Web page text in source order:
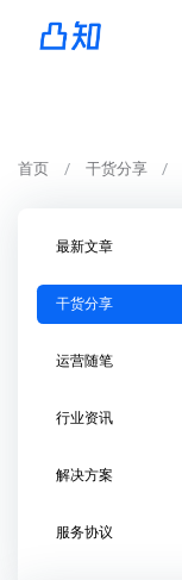
首页 干货分享
最新文章
干货分享
运营随笔
行业资讯
解决方案
服务协议